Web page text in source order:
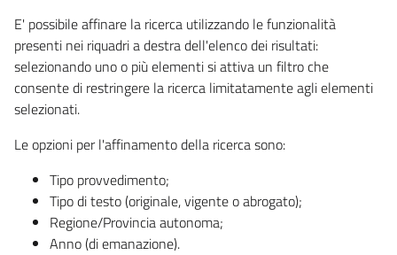
E' possibile affinare la ricerca utilizzando le funzionalità
presenti nei riquadri a destra dell'elenco dei risultati:
selezionando uno o più elementi si attiva un filtro che
consente di restringere la ricerca limitatamente agli elementi
selezionati.
Le opzioni per l'affinamento della ricerca sono:
Tipo provvedimento;
Tipo di testo (originale, vigente o abrogato);
Regione/Provincia autonoma;
Anno (di emanazione).